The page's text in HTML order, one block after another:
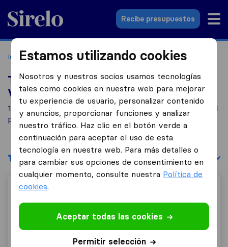
Sirelo.es
Recibe presupuestos
Inicio Empresas de mudanzas Vilafranca del Penedès
Top 10 empresas de mudanzas en
Vilafranca del Penedès
1 empresas de mudanzas encontradas en Vilafranca del
Penedès
Filtrar Ordenar por:
Detectrans Mudanzas y Guardamuebles
53
Estamos utilizando cookies
Nosotros y nuestros socios usamos tecnologías
tales como cookies en nuestra web para mejorar
tu experiencia de usuario, personalizar contenido
y anuncios, proporcionar funciones y analizar
nuestro tráfico. Haz clic en el botón verde a
continuación para aceptar el uso de esta
tecnología en nuestra web. Para más detalles o
para cambiar sus opciones de consentimiento en
cualquier momento, consulte nuestra Política de
cookies.
Aceptar todas las cookies
Permitir selección